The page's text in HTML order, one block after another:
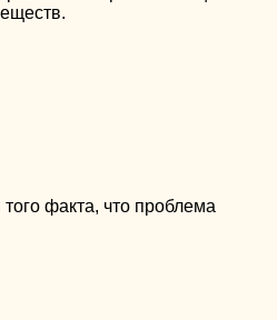
факта, что проблема